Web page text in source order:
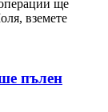
ще
вземете
пълен